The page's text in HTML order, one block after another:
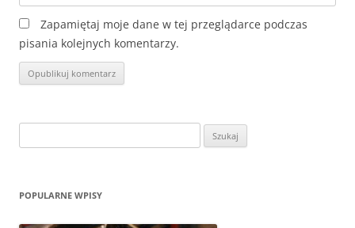
Zapamiętaj moje dane w tej przeglądarce podczas
pisania kolejnych komentarzy.
POPULARNE WPISY